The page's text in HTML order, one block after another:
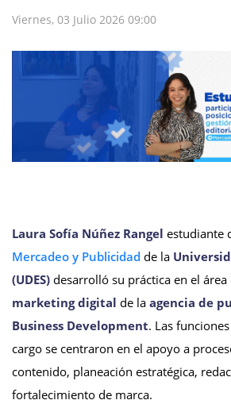
Viernes, 03 Julio 2026 09:00
Laura Sofía Núñez Rangel estudiante
Mercadeo y Publicidad de la
(UDES) desarrolló su práctica en el área
marketing digital de la agencia de
Business Development. Las
cargo se centraron en el apoyo a
contenido, planeación estratégica,
fortalecimiento de marca.